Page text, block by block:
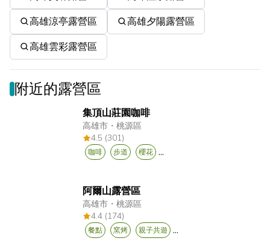
高雄涼亭露營區
高雄夕陽露營區
高雄雲彩露營區
附近的露營區
集頂山莊園咖啡
高雄市 ・桃源區
4.5 (301)
咖啡 步道 櫻花 ...
阿爾山露營區
高雄市 ・桃源區
4.4 (174)
餐點 窯烤 親子共遊 ...